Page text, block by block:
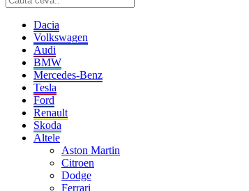
Dacia
Volkswagen
Audi
BMW
Mercedes-Benz
Tesla
Ford
Renault
Skoda
Altele
Aston Martin
Citroen
Dodge
Ferrari